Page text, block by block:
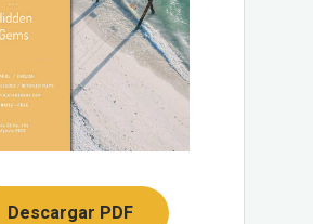
Descargar PDF